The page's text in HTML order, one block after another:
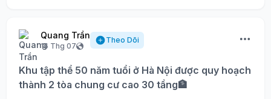
Quang Trần
16 Thg 07
Theo Dõi
Khu tập thể 50 năm tuổi ở Hà Nội được quy hoạch
thành 2 tòa chung cư cao 30 tầng🏦